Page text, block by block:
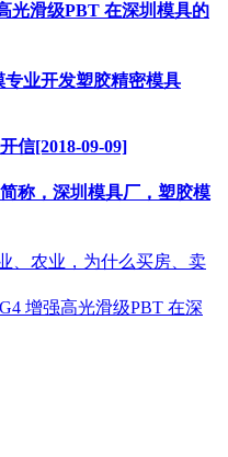
光滑级PBT 在深圳模具的
业开发塑胶精密模具
信[2018-09-09]
称，深圳模具厂，塑胶模
、农业，为什么买房、卖
增强高光滑级PBT 在深